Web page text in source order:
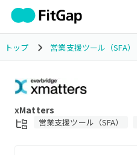
トップ 営業支援ツール（SFA）
xMatters
営業支援ツール（SFA）